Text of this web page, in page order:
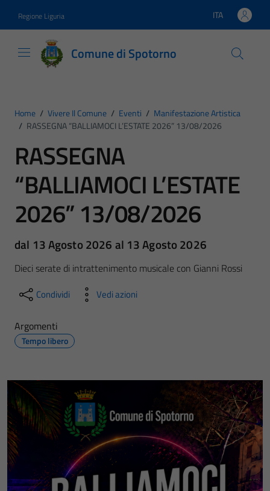
Regione Liguria Lingua attiva:
ITA
Comune di Spotorno
Home / Vivere Il Comune / Eventi / Manifestazione Artistica
/ RASSEGNA “BALLIAMOCI L’ESTATE 2026” 13/08/2026
RASSEGNA
“BALLIAMOCI L’ESTATE
2026” 13/08/2026
dal 13 Agosto 2026 al 13 Agosto 2026
Dieci serate di intrattenimento musicale con Gianni Rossi
Condividi Vedi azioni
Argomenti
Tempo libero